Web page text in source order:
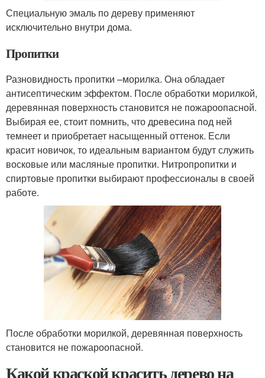
Специальную эмаль по дереву применяют
исключительно внутри дома.
Пропитки
Разновидность пропитки –морилка. Она обладает
антисептическим эффектом. После обработки морилкой,
деревянная поверхность становится не пожароопасной.
Выбирая ее, стоит помнить, что древесина под ней
темнеет и приобретает насыщенный оттенок. Если
красит новичок, то идеальным вариантом будут служить
восковые или масляные пропитки. Нитропропитки и
спиртовые пропитки выбирают профессионалы в своей
работе.
После обработки морилкой, деревянная поверхность
становится не пожароопасной.
Какой краской красить дерево на